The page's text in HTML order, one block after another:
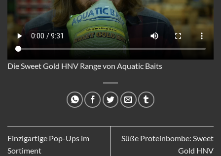
Die Sweet Gold HNV Range von Aquatic Baits
Einzigartige Pop-Ups im
Sortiment
Süße Proteinbombe: Sweet
Gold HNV